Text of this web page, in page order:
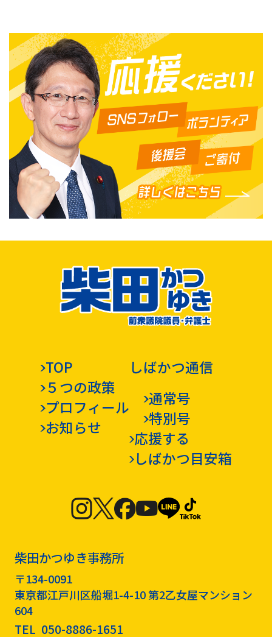
TOP
５つの政策
プロフィール
お知らせ
しばかつ通信
通常号
特別号
応援する
しばかつ目安箱
柴田かつゆき事務所
〒134-0091
東京都江戸川区船堀1-4-10 第2乙女屋マンション
604
TEL 050-8886-1651